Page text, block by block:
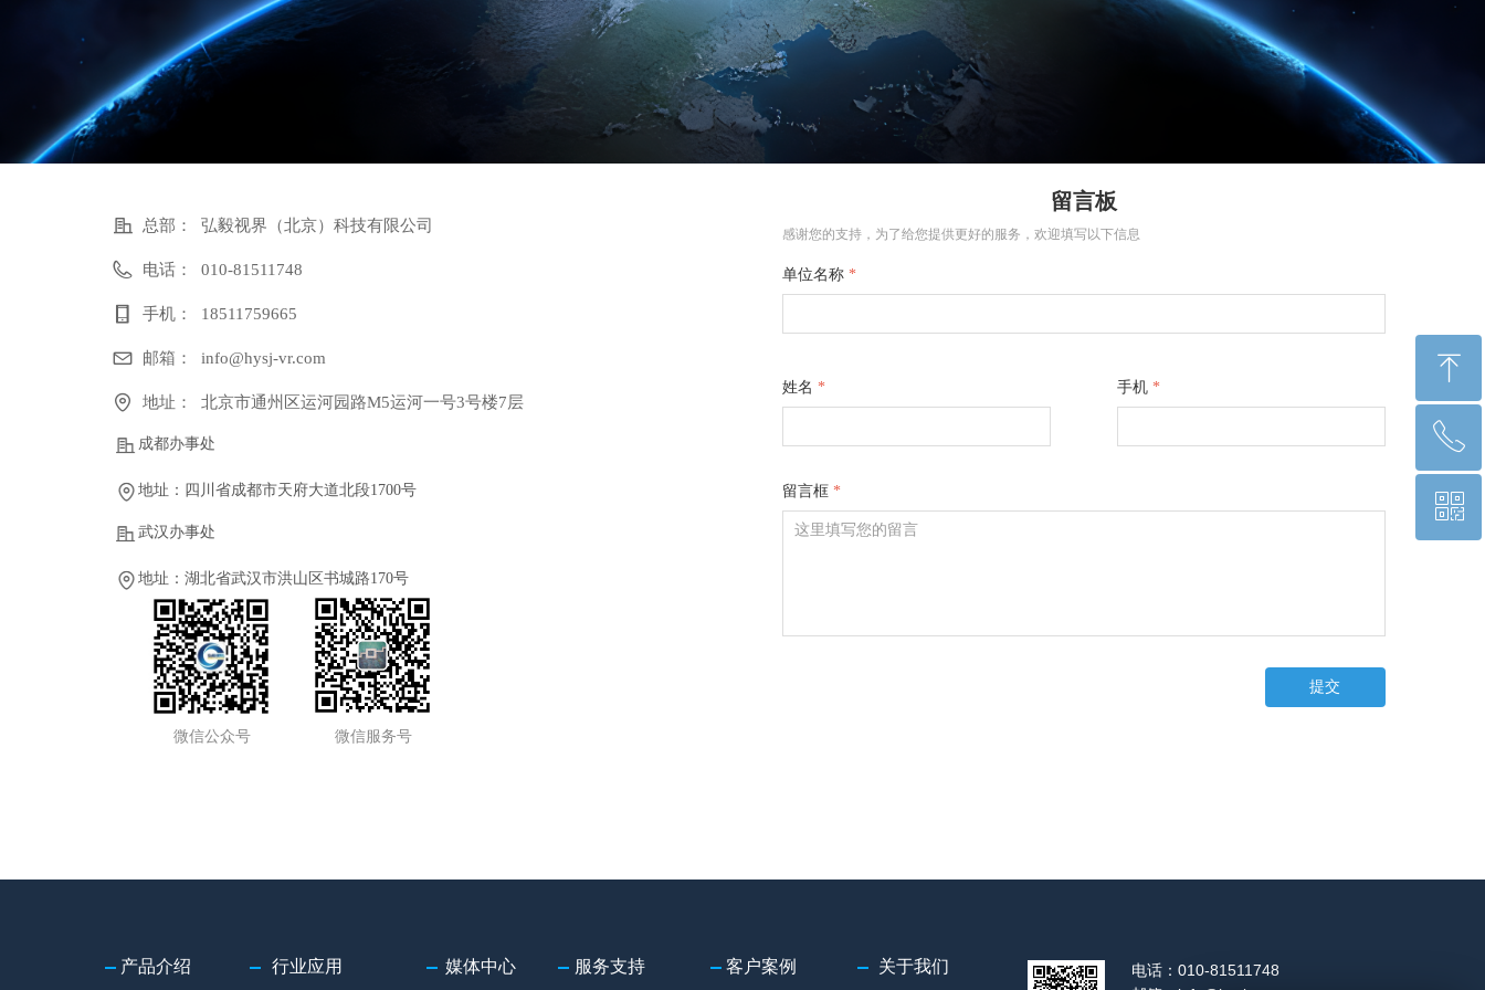
留言板
感谢您的支持，为了给您提供更好的服务，欢迎填写以下信息
单位名称 *
姓名 * 手机 *
留言框 *
提交
总部： 弘毅视界（北京）科技有限公司
电话： 010-81511748
手机： 18511759665
邮箱： info@hysj-vr.com
地址： 北京市通州区运河园路M5运河一号3号楼7层
微信公众号 微信服务号
成都办事处
地址：四川省成都市天府大道北段1700号
武汉办事处
地址：湖北省武汉市洪山区书城路170号
产品介绍 行业应用 媒体中心 服务支持 客户案例 关于我们 电话： 010-81511748
ꁸ
回到顶部
ꂅ
010-81511748
ꀥ